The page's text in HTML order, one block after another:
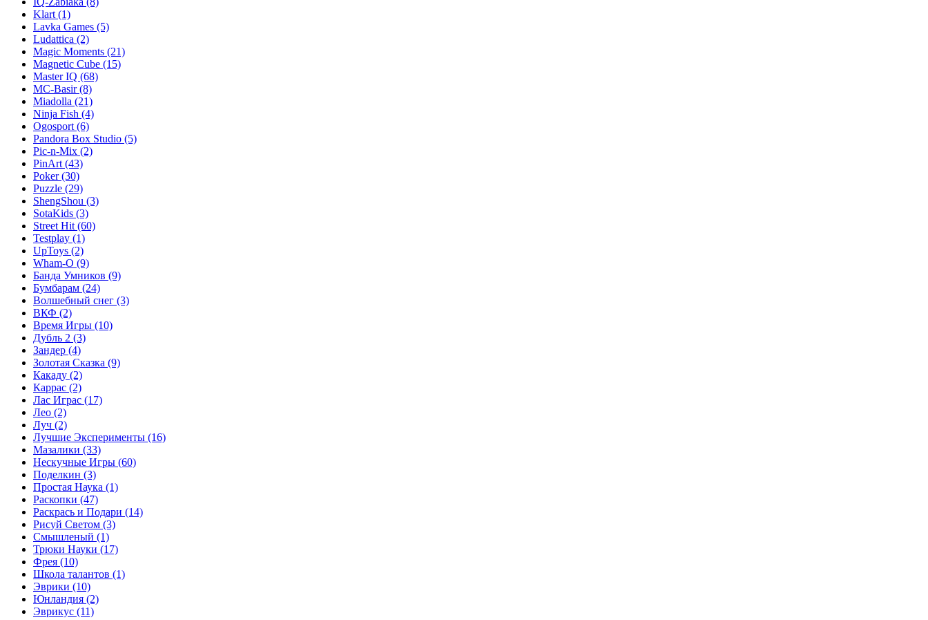
Klart (1)
Lavka Games (5)
Ludattica (2)
Magic Moments (21)
Magnetic Cube (15)
Master IQ (68)
MC-Basir(8)
Miadolla (21)
Ninja Fish (4)
Ogosport (6)
Pandora Box Studio (5)
Pic-n-Mix (2)
PinArt (43)
Poker(30)
Puzzle (29)
ShengShou (3)
SotaKids (3)
Street Hit (60)
Testplay (1)
UpToys (2)
Wham-O (9)
Банда Умников (9)
Бумбарам (24)
Волшебный снег (3)
ВКФ (2)
Время Игры (10)
Дубль 2 (3)
Зандер (4)
Золотая Сказка (9)
Какаду (2)
Каррас (2)
Лас Играс (17)
Лео (2)
Луч (2)
Лучшие Эксперименты (16)
Мазалики (33)
Нескучные Игры (60)
Поделкин (3)
Простая Наука (1)
Раскопки (47)
Раскрась и Подари (14)
Рисуй Светом (3)
Смышленый (1)
Трюки Науки (17)
Фрея (10)
Школа талантов (1)
Эврики (10)
Юнландия (2)
Эврикус (11)